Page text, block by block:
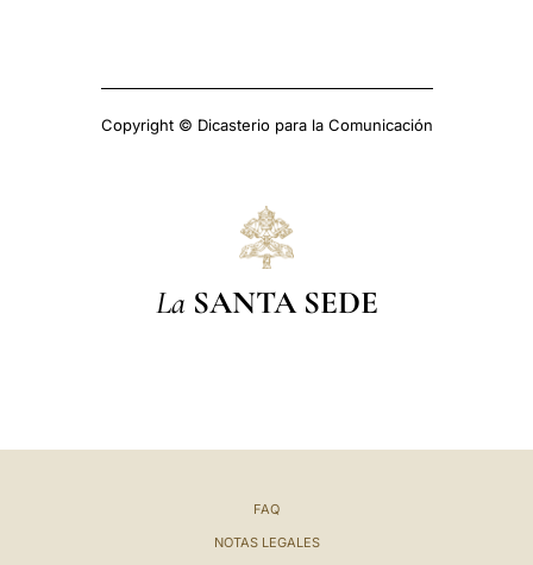
Copyright © Dicasterio para la Comunicación
La SANTA SEDE
FAQ
NOTAS LEGALES